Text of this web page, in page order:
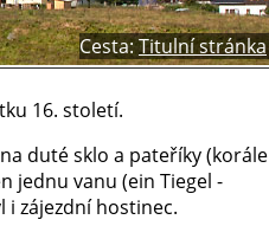
Cesta: Titulní stránka
16. století.
duté sklo a pateříky (korále
jednu vanu (ein Tiegel -
i zájezdní hostinec.